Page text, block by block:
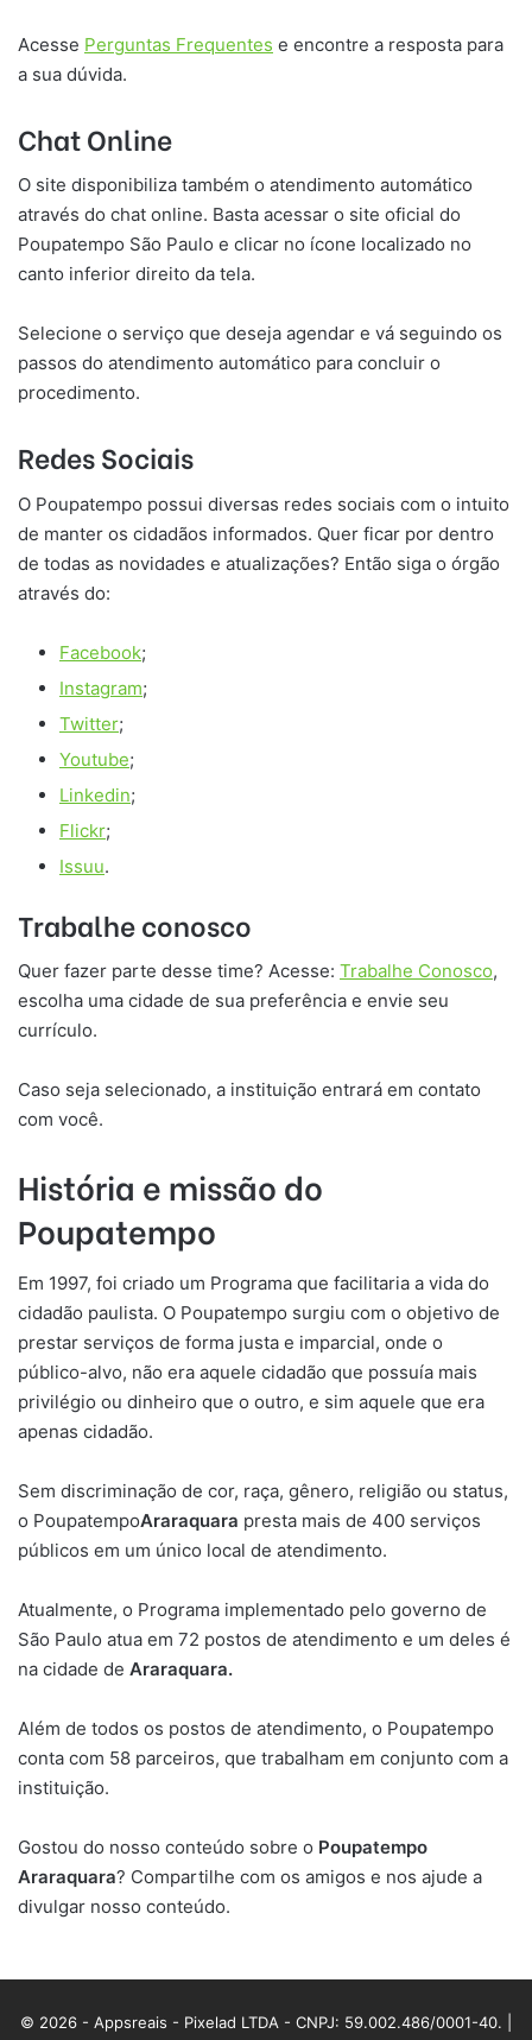
Acesse Perguntas Frequentes e encontre a resposta para
a sua dúvida.
Chat Online
O site disponibiliza também o atendimento automático
através do chat online. Basta acessar o site oficial do
Poupatempo São Paulo e clicar no ícone localizado no
canto inferior direito da tela.
Selecione o serviço que deseja agendar e vá seguindo os
passos do atendimento automático para concluir o
procedimento.
Redes Sociais
O Poupatempo possui diversas redes sociais com o intuito
de manter os cidadãos informados. Quer ficar por dentro
de todas as novidades e atualizações? Então siga o órgão
através do:
Facebook;
Instagram;
Twitter;
Youtube;
Linkedin;
Flickr;
Issuu.
Trabalhe conosco
Quer fazer parte desse time? Acesse: Trabalhe Conosco,
escolha uma cidade de sua preferência e envie seu
currículo.
Caso seja selecionado, a instituição entrará em contato
com você.
História e missão do
Poupatempo
Em 1997, foi criado um Programa que facilitaria a vida do
cidadão paulista. O Poupatempo surgiu com o objetivo de
prestar serviços de forma justa e imparcial, onde o
público-alvo, não era aquele cidadão que possuía mais
privilégio ou dinheiro que o outro, e sim aquele que era
apenas cidadão.
Sem discriminação de cor, raça, gênero, religião ou status,
o PoupatempoAraraquara presta mais de 400 serviços
públicos em um único local de atendimento.
Atualmente, o Programa implementado pelo governo de
São Paulo atua em 72 postos de atendimento e um deles é
na cidade de Araraquara.
Além de todos os postos de atendimento, o Poupatempo
conta com 58 parceiros, que trabalham em conjunto com a
instituição.
Gostou do nosso conteúdo sobre o Poupatempo
Araraquara? Compartilhe com os amigos e nos ajude a
divulgar nosso conteúdo.
© 2026 - Appsreais - Pixelad LTDA - CNPJ: 59.002.486/0001-40. |